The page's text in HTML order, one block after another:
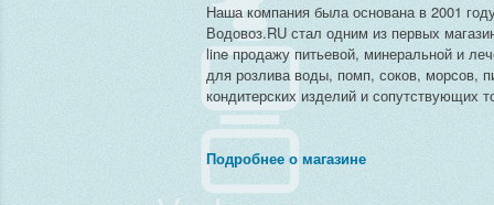
Наша компания была основана в 2001
Водовоз.RU стал одним из первых
line продажу питьевой, минеральной и
для розлива воды, помп, соков, морсов,
кондитерских изделий и сопутствующих
Подробнее о магазине